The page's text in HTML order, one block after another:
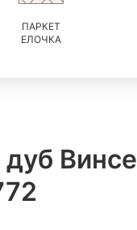
ПАРКЕТ
ЕЛОЧКА